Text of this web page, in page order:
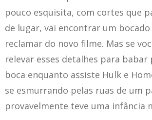
pouco esquisita, com cortes que
de lugar, vai encontrar um
reclamar do novo filme. Mas se
relevar esses detalhes para babar
boca enquanto assiste Hulk e
se esmurrando pelas ruas de um
provavelmente teve uma infância